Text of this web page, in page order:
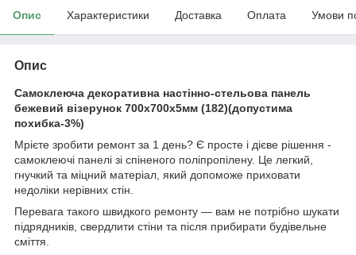
Опис Характеристики Доставка Оплата Умови
Опис
Самоклеюча декоративна настінно-стельова панель
бежевий візерунок 700x700x5мм (182)(допустима
похибка-3%)
Мрієте зробити ремонт за 1 день? Є просте і дієве рішення -
самоклеючі панелі зі спіненого поліпропілену. Це легкий,
гнучкий та міцний матеріал, який допоможе приховати
недоліки нерівних стін.
Перевага такого швидкого ремонту — вам не потрібно шукати
підрядників, свердлити стіни та після прибирати будівельне
сміття.